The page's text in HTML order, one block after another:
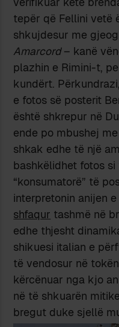
tepër që Fellini vetë
shkujdesur me
Amarcord– kanë
plazhin e Rimini-t,
kundërt.
e fotos së posterit
është shkrepur në
ende po mbushej
shkak edhe të një
bashkëlidhet fotos
“konsumatorë” të
interpretonin anijen
shfaqur tashmë në
edhe thjesht
shikuesi italian e
të vendosur në
kërcënuar nga kjo
në të shkuarën
bregut duke sjellë